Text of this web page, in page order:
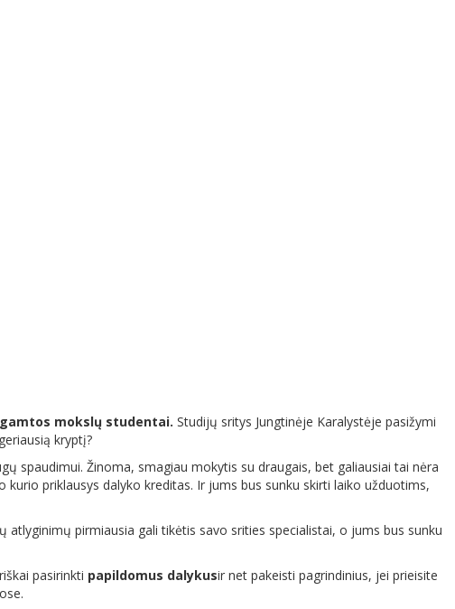
mokslų studentai. Studijų sritys Jungtinėje Karalystėje pasižymi
kryptį?
spaudimui. Žinoma, smagiau mokytis su draugais, bet galiausiai tai nėra
kurio priklausys dalyko kreditas. Ir jums bus sunku skirti laiko užduotims,
pirmiausia gali tikėtis savo srities specialistai, o jums bus sunku
pasirinkti papildomus dalykusir net pakeisti pagrindinius, jei prieisite